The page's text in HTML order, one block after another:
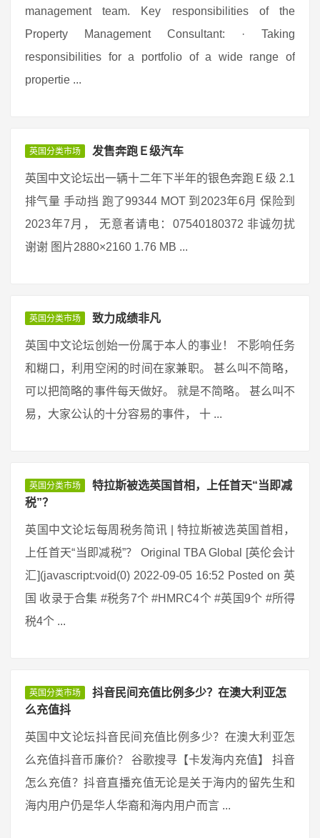
management team. Key responsibilities of the
Property Management Consultant: · Taking
responsibilities for a portfolio of a wide range of
propertie ...
英国分类市场 发售奔跑Ｅ级汽车
英国中文论坛出一辆十二年下半年的银色奔跑Ｅ级 2.1
排气量 手动挡 跑了99344 MOT 到2023年6月 保险到
2023年7月， 无意者请电：07540180372 非诚勿扰
谢谢 图片2880×2160 1.76 MB ...
英国分类市场 致力成绩非凡
英国中文论坛创始一份属于本人的事业！ 不影响任务
和糊口，利用空闲的时间在家兼职。 甚么叫不简略，
可以把简略的事件每天做好。 就是不简略。 甚么叫不
易，大家公认的十分容易的事件， 十 ...
英国分类市场
特拉斯被选英国首相，上任首天“当即减
税”？
英国中文论坛每周税务简讯 | 特拉斯被选英国首相，
上任首天“当即减税”？ Original TBA Global [英伦会计
汇](javascript:void(0) 2022-09-05 16:52 Posted on 英
国 收录于合集 #税务7个 #HMRC4个 #英国9个 #所得
税4个 ...
英国分类市场
抖音民间充值比例多少？在澳大利亚怎
么充值抖
英国中文论坛抖音民间充值比例多少？在澳大利亚怎
么充值抖音币廉价？ 谷歌搜寻【卡发海内充值】 抖音
怎么充值？抖音直播充值无论是关于海内的留先生和
海内用户仍是华人华裔和海内用户而言 ...